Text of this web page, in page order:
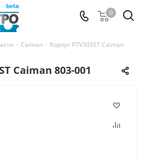
0
- Caiman - Корпус PTV305ST Caiman
Caiman 803-001